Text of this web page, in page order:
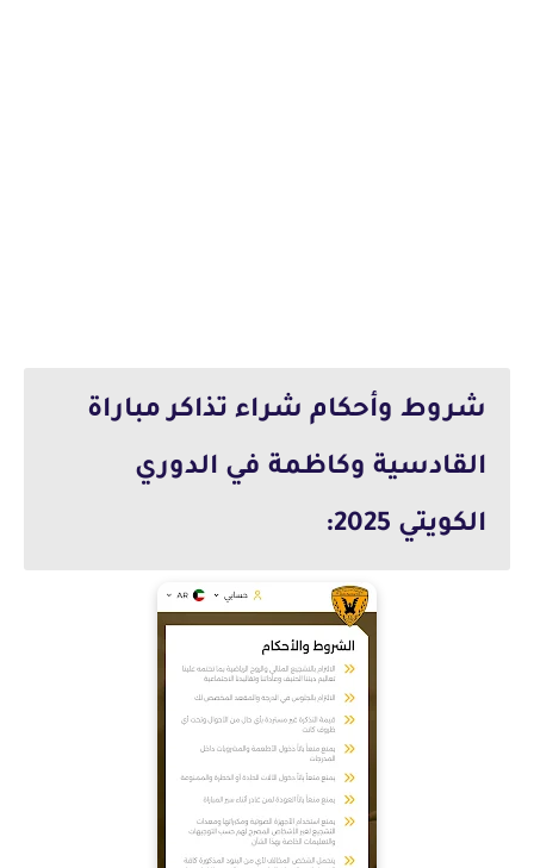
شروط وأحكام شراء تذاكر مباراة
القادسية وكاظمة في الدوري
الكويتي 2025: